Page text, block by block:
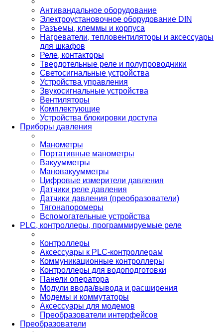
Антивандальное оборудование
Электроустановочное оборудование DIN
Разъемы, клеммы и корпуса
Нагреватели, тепловентиляторы и аксессуары
для шкафов
Реле, контакторы
Твердотельные реле и полупроводники
Светосигнальные устройства
Устройства управления
Звукосигнальные устройства
Вентиляторы
Комплектующие
Устройства блокировки доступа
Приборы давления
Манометры
Портативные манометры
Вакуумметры
Мановакуумметры
Цифровые измерители давления
Датчики реле давления
Датчики давления (преобразователи)
Тягонапоромеры
Вспомогательные устройства
PLС, контроллеры, программируемые реле
Контроллеры
Аксессуары к PLC-контроллерам
Коммуникационные контроллеры
Контроллеры для водоподготовки
Панели оператора
Модули ввода/вывода и расширения
Модемы и коммутаторы
Аксессуары для модемов
Преобразователи интерфейсов
Преобразователи